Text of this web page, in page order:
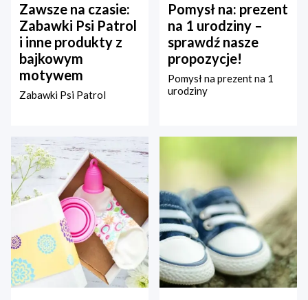
Zawsze na czasie:
Zabawki Psi Patrol
i inne produkty z
bajkowym
motywem
Zabawki Psi Patrol
Pomysł na: prezent
na 1 urodziny –
sprawdź nasze
propozycje!
Pomysł na prezent na 1
urodziny